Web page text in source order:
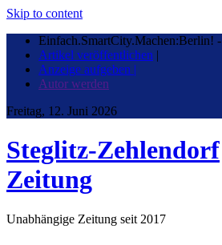
Skip to content
Einfach.SmartCity.Machen:Berlin! -
Artikel veröffentlichen |
Anzeige aufgeben |
Autor werden
Freitag, 12. Juni 2026
Steglitz-Zehlendorf
Zeitung
Unabhängige Zeitung seit 2017